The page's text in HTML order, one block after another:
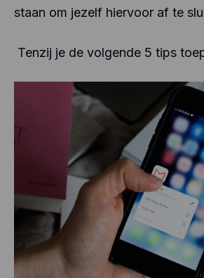
staan om jezelf hiervoor af te
Tenzij je de volgende 5 tips